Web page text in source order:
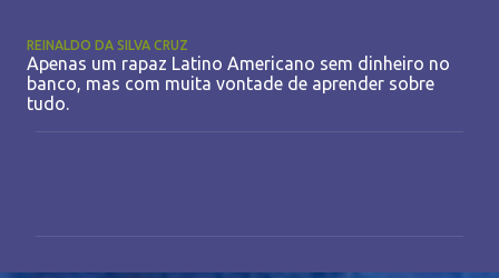
REINALDO DA SILVA CRUZ
Apenas um rapaz Latino Americano sem dinheiro no
banco, mas com muita vontade de aprender sobre
tudo.